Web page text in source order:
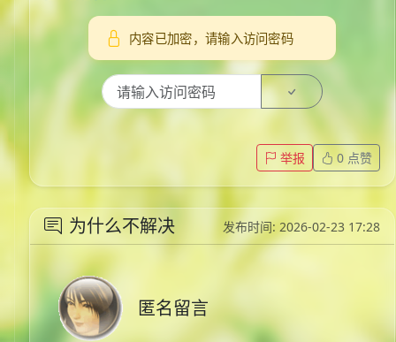
内容已加密，请输入访问密码
举报 0 点赞
为什么不解决 发布时间: 2026-02-23 17:28
匿名留言